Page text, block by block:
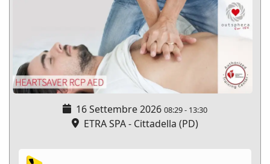
16 Settembre 2026 08:29- 13:30
ETRA SPA - Cittadella (PD)